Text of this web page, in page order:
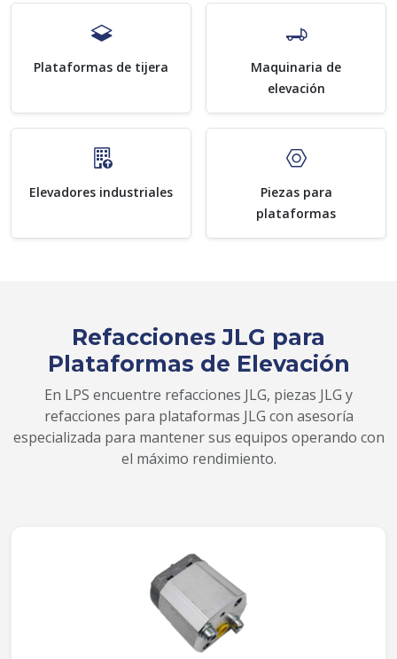
Plataformas de tijera
Maquinaria de
elevación
Elevadores industriales
Piezas para
plataformas
Refacciones JLG para
Plataformas de Elevación
En LPS encuentre refacciones JLG, piezas JLG y
refacciones para plataformas JLG con asesoría
especializada para mantener sus equipos operando con
el máximo rendimiento.